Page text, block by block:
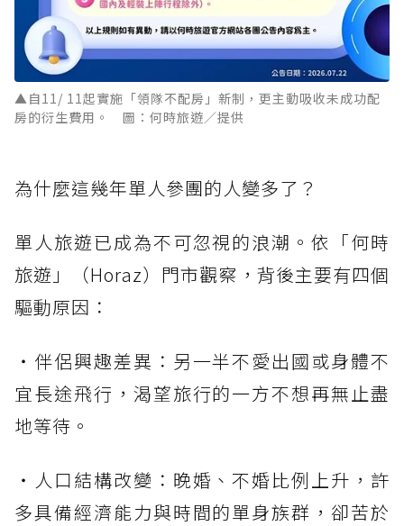
▲自11/ 11起實施「領隊不配房」新制，更主動吸收未成功配
房的衍生費用。 圖：何時旅遊／提供
為什麼這幾年單人參團的人變多了？
單人旅遊已成為不可忽視的浪潮。依「何時
旅遊」（Horaz）門市觀察，背後主要有四個
驅動原因：
・伴侶興趣差異：另一半不愛出國或身體不
宜長途飛行，渴望旅行的一方不想再無止盡
地等待。
・人口結構改變：晚婚、不婚比例上升，許
多具備經濟能力與時間的單身族群，卻苦於